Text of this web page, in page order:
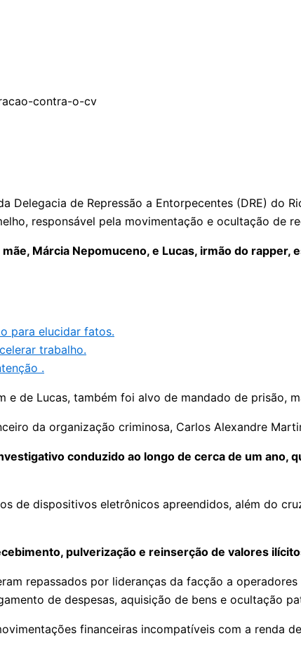
Delegacia de Repressão a Entorpecentes (DRE) do
responsável pela movimentação e ocultação de
Márcia Nepomuceno, e Lucas, irmão do
para elucidar fatos.
trabalho.
.
e de Lucas, também foi alvo de mandado de prisão,
da organização criminosa, Carlos Alexandre
conduzido ao longo de cerca de um ano,
de dispositivos eletrônicos apreendidos, além do
pulverização e reinserção de valores
repassados por lideranças da facção a
de despesas, aquisição de bens e ocultação
financeiras incompatíveis com a renda